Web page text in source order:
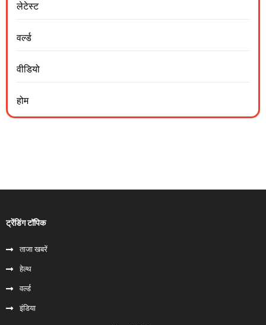
लेटेस्ट
वर्ल्ड
वीडियो
होम
ट्रेंडिंग टॉपिक
ताजा खबरें
हेल्‍थ
वर्ल्ड
इंडिया